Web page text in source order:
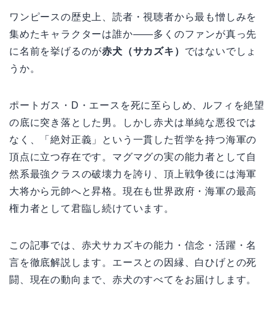
ワンピースの歴史上、読者・視聴者から最も憎しみを
集めたキャラクターは誰か――多くのファンが真っ先
に名前を挙げるのが赤犬（サカズキ） ではないでしょ
うか。
ポートガス・D・エースを死に至らしめ、ルフィを絶望
の底に突き落とした男。しかし赤犬は単純な悪役では
なく、「絶対正義」という一貫した哲学を持つ海軍の
頂点に立つ存在です。マグマグの実の能力者として自
然系最強クラスの破壊力を誇り、頂上戦争後には海軍
大将から元帥へと昇格。現在も世界政府・海軍の最高
権力者として君臨し続けています。
この記事では、赤犬サカズキの能力・信念・活躍・名
言を徹底解説します。エースとの因縁、白ひげとの死
闘、現在の動向まで、赤犬のすべてをお届けします。